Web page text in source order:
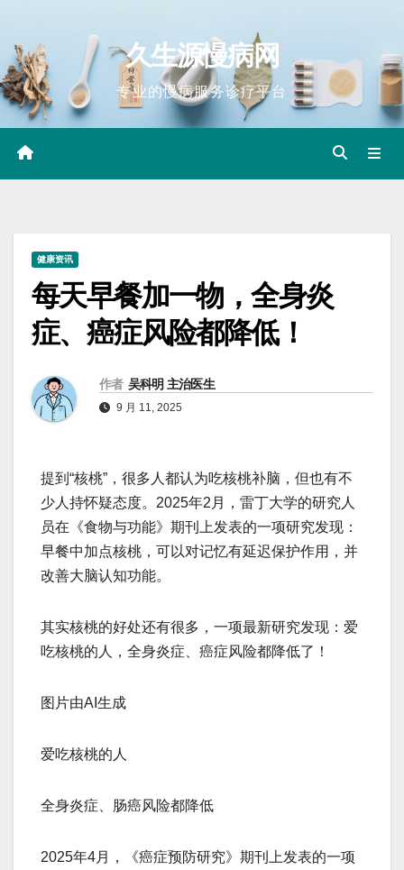
content
久生源慢病网
专业的慢病服务诊疗平台
健康资讯
每天早餐加一物，全身炎
症、癌症风险都降低！
作者 吴科明 主治医生
9 月 11, 2025
提到“核桃”，很多人都认为吃核桃补脑，但也有不
少人持怀疑态度。2025年2月，雷丁大学的研究人
员在《食物与功能》期刊上发表的一项研究发现：
早餐中加点核桃，可以对记忆有延迟保护作用，并
改善大脑认知功能。
其实核桃的好处还有很多，一项最新研究发现：爱
吃核桃的人，全身炎症、癌症风险都降低了！
图片由AI生成
爱吃核桃的人
全身炎症、肠癌风险都降低
2025年4月，《癌症预防研究》期刊上发表的一项